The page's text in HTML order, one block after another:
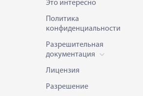
Это интересно
Политика
конфиденциальности
Разрешительная
документация
Лицензия
Разрешение